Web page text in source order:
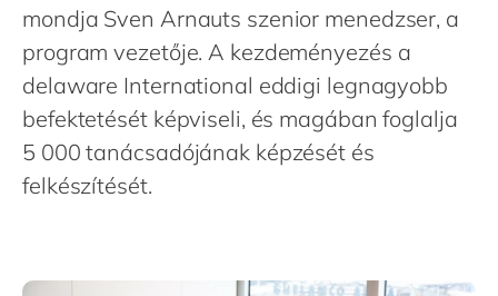
mondja Sven Arnauts szenior menedzser, a
program vezetője. A kezdeményezés a
delaware International eddigi legnagyobb
befektetését képviseli, és magában foglalja
5 000 tanácsadójának képzését és
felkészítését.